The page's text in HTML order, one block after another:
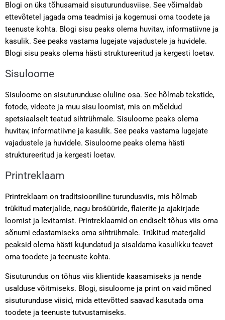
Blogi on üks tõhusamaid sisuturundusviise. See võimaldab
ettevõtetel jagada oma teadmisi ja kogemusi oma toodete ja
teenuste kohta. Blogi sisu peaks olema huvitav, informatiivne ja
kasulik. See peaks vastama lugejate vajadustele ja huvidele.
Blogi sisu peaks olema hästi struktureeritud ja kergesti loetav.
Sisuloome
Sisuloome on sisuturunduse oluline osa. See hõlmab tekstide,
fotode, videote ja muu sisu loomist, mis on mõeldud
spetsiaalselt teatud sihtrühmale. Sisuloome peaks olema
huvitav, informatiivne ja kasulik. See peaks vastama lugejate
vajadustele ja huvidele. Sisuloome peaks olema hästi
struktureeritud ja kergesti loetav.
Printreklaam
Printreklaam on traditsiooniline turundusviis, mis hõlmab
trükitud materjalide, nagu brošüüride, flaierite ja ajakirjade
loomist ja levitamist. Printreklaamid on endiselt tõhus viis oma
sõnumi edastamiseks oma sihtrühmale. Trükitud materjalid
peaksid olema hästi kujundatud ja sisaldama kasulikku teavet
oma toodete ja teenuste kohta.
Sisuturundus on tõhus viis klientide kaasamiseks ja nende
usalduse võitmiseks. Blogi, sisuloome ja print on vaid mõned
sisuturunduse viisid, mida ettevõtted saavad kasutada oma
toodete ja teenuste tutvustamiseks.